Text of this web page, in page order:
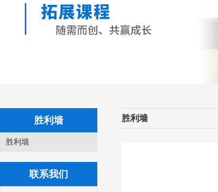
胜利墙
胜利墙
联系我们
胜利墙